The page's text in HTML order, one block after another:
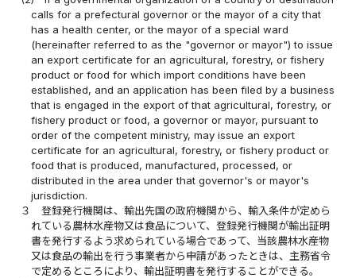
calls for a prefectural governor or the mayor of a city that
has a health center, or the mayor of a special ward
(hereinafter referred to as the "governor or mayor") to issue
an export certificate for an agricultural, forestry, or fishery
product or food for which import conditions have been
established, and an application has been filed by a business
that is engaged in the export of that agricultural, forestry, or
fishery product or food, a governor or mayor, pursuant to
order of the competent ministry, may issue an export
certificate for an agricultural, forestry, or fishery product or
food that is produced, manufactured, processed, or
distributed in the area under that governor's or mayor's
jurisdiction.
３
登録発行機関は、輸出先国の政府機関から、輸入条件が定めら
れている農林水産物又は食品について、登録発行機関が輸出証明
書を発行するよう求められている場合であって、当該農林水産物
又は食品の輸出を行う事業者から申請があったときは、主務省令
で定めるところにより、輸出証明書を発行することができる。